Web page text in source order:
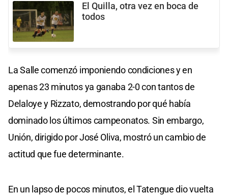
El Quilla, otra vez en boca de
todos
La Salle comenzó imponiendo condiciones y en
apenas 23 minutos ya ganaba 2-0 con tantos de
Delaloye y Rizzato, demostrando por qué había
dominado los últimos campeonatos. Sin embargo,
Unión, dirigido por José Oliva, mostró un cambio de
actitud que fue determinante.
En un lapso de pocos minutos, el Tatengue dio vuelta